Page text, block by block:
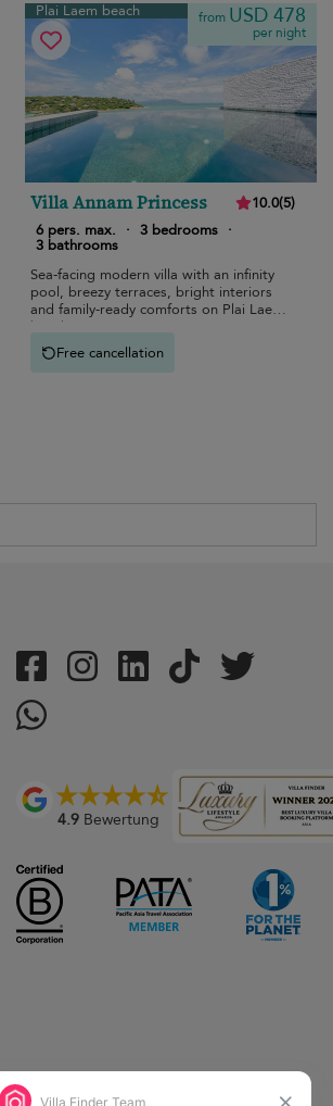
Plai Laem beach from USD 478
per night
Villa Annam Princess 10.0(5)
6 pers. max.
· 3 bedrooms ·
3 bathrooms
Sea-facing modern villa with an infinity
pool, breezy terraces, bright interiors
and family-ready comforts on Plai Laem
beach.
Free cancellation
4.9Bewertung